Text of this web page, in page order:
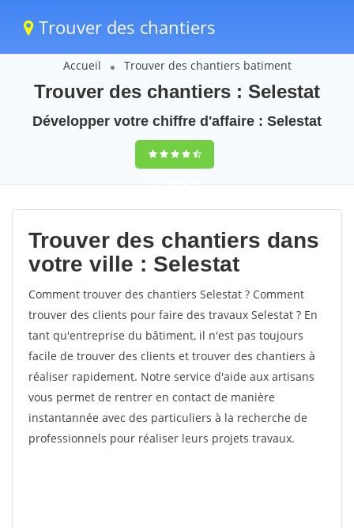
Trouver des chantiers
Accueil Trouver des chantiers batiment
Trouver des chantiers : Selestat
Développer votre chiffre d'affaire : Selestat
9,5(100%)41
votes
Trouver des chantiers dans
votre ville : Selestat
Comment trouver des chantiers Selestat ? Comment
trouver des clients pour faire des travaux Selestat ? En
tant qu'entreprise du bâtiment, il n'est pas toujours
facile de trouver des clients et trouver des chantiers à
réaliser rapidement. Notre service d'aide aux artisans
vous permet de rentrer en contact de manière
instantannée avec des particuliers à la recherche de
professionnels pour réaliser leurs projets travaux.